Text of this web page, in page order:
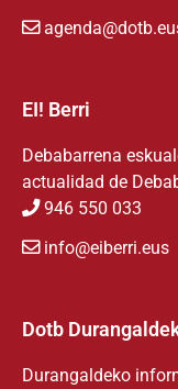
EI! Berri
Debabarrena
actualidad de
946 550 033
info@eiberri.eus
Dotb
Durangaldeko